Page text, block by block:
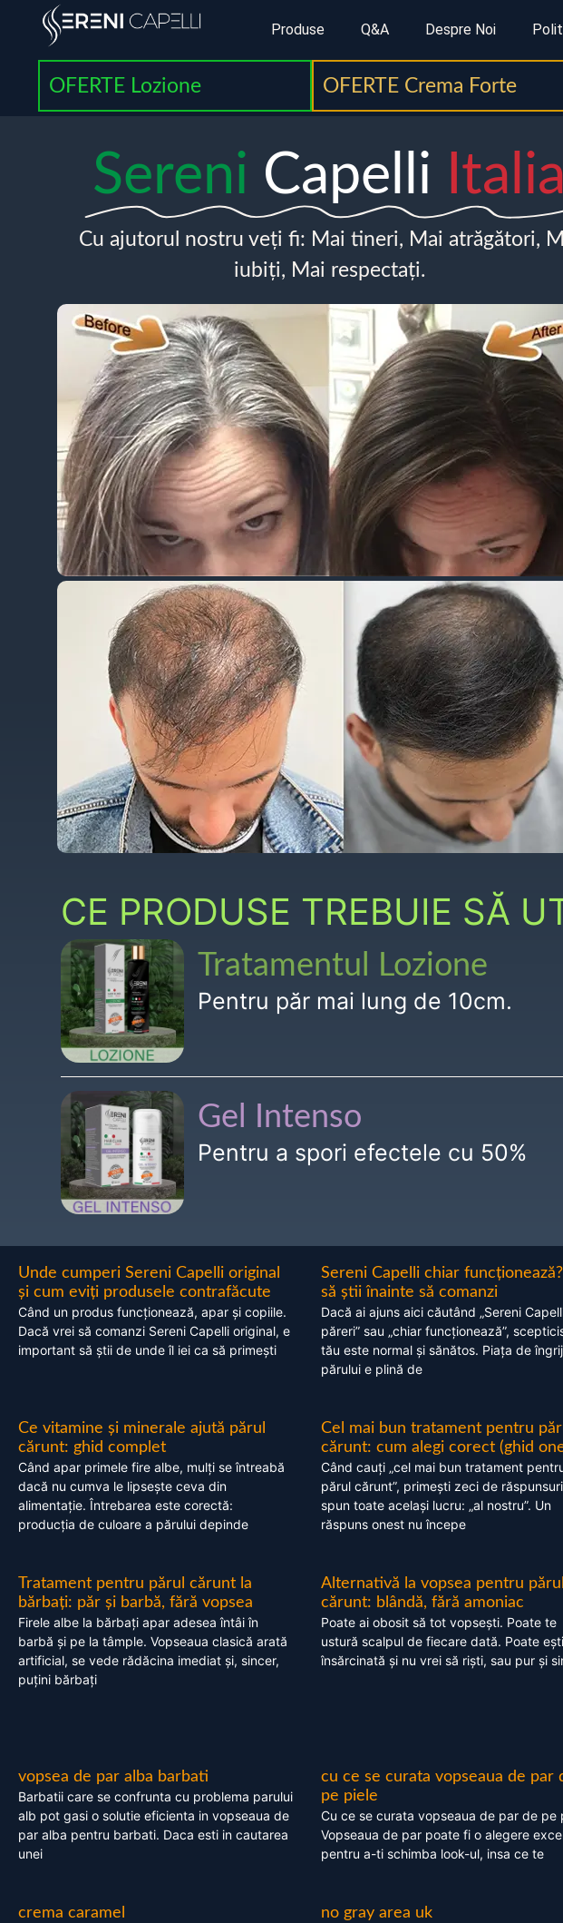
Produse Q&A Despre Noi
OFERTE Lozione OFERTE Crema Forte
Sereni Capelli Italia
Cu ajutorul nostru veți fi: Mai tineri, Mai atrăgători,
iubiți, Mai respectați.
CE PRODUSE TREBUIE SĂ
Tratamentul Lozione
Pentru păr mai lung de 10cm.
Gel Intenso
Pentru a spori efectele cu 50%
Unde cumperi Sereni Capelli original
și cum eviți produsele contrafăcute
Când un produs funcționează, apar și copiile.
Dacă vrei să comanzi Sereni Capelli original, e
important să știi de unde îl iei ca să primești
Sereni Capelli chiar
să știi înainte să comanzi
Dacă ai ajuns aici căutând „Sereni
păreri” sau „chiar funcționează”,
tău este normal și sănătos. Piața de
părului e plină de
Ce vitamine și minerale ajută părul
cărunt: ghid complet
Când apar primele fire albe, mulți se întreabă
dacă nu cumva le lipsește ceva din
alimentație. Întrebarea este corectă:
producția de culoare a părului depinde
Cel mai bun tratament pentru
cărunt: cum alegi corect (ghid
Când cauți „cel mai bun tratament
părul cărunt”, primești zeci de
spun toate același lucru: „al nostru”. Un
răspuns onest nu începe
Tratament pentru părul cărunt la
bărbați: păr și barbă, fără vopsea
Firele albe la bărbați apar adesea întâi în
barbă și pe la tâmple. Vopseaua clasică arată
artificial, se vede rădăcina imediat și, sincer,
puțini bărbați
Alternativă la vopsea pentru părul
cărunt: blândă, fără amoniac
Poate ai obosit să tot vopsești. Poate te
ustură scalpul de fiecare dată. Poate ești
însărcinată și nu vrei să riști, sau pur și
vopsea de par alba barbati
Barbatii care se confrunta cu problema parului
alb pot gasi o solutie eficienta in vopseaua de
par alba pentru barbati. Daca esti in cautarea
unei
cu ce se curata vopseaua de par
pe piele
Cu ce se curata vopseaua de par de pe
Vopseaua de par poate fi o alegere
pentru a-ti schimba look-ul, insa ce te
crema caramel no gray area uk